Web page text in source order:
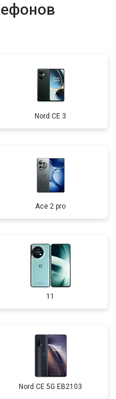
Nord CE 3
Ace 2 pro
11
Nord CE 5G EB2103